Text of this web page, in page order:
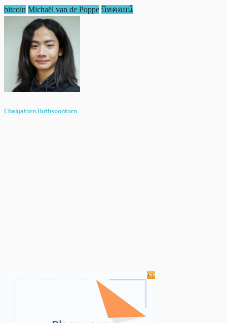
bitcoin Michaël van de Poppe บิทคอยน์
Chaiyatorn Buthsoontorn